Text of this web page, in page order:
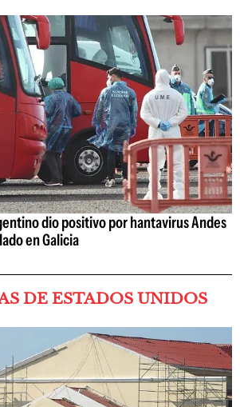
dio positivo por hantavirus Andes
en Galicia
DE ESTADOS UNIDOS